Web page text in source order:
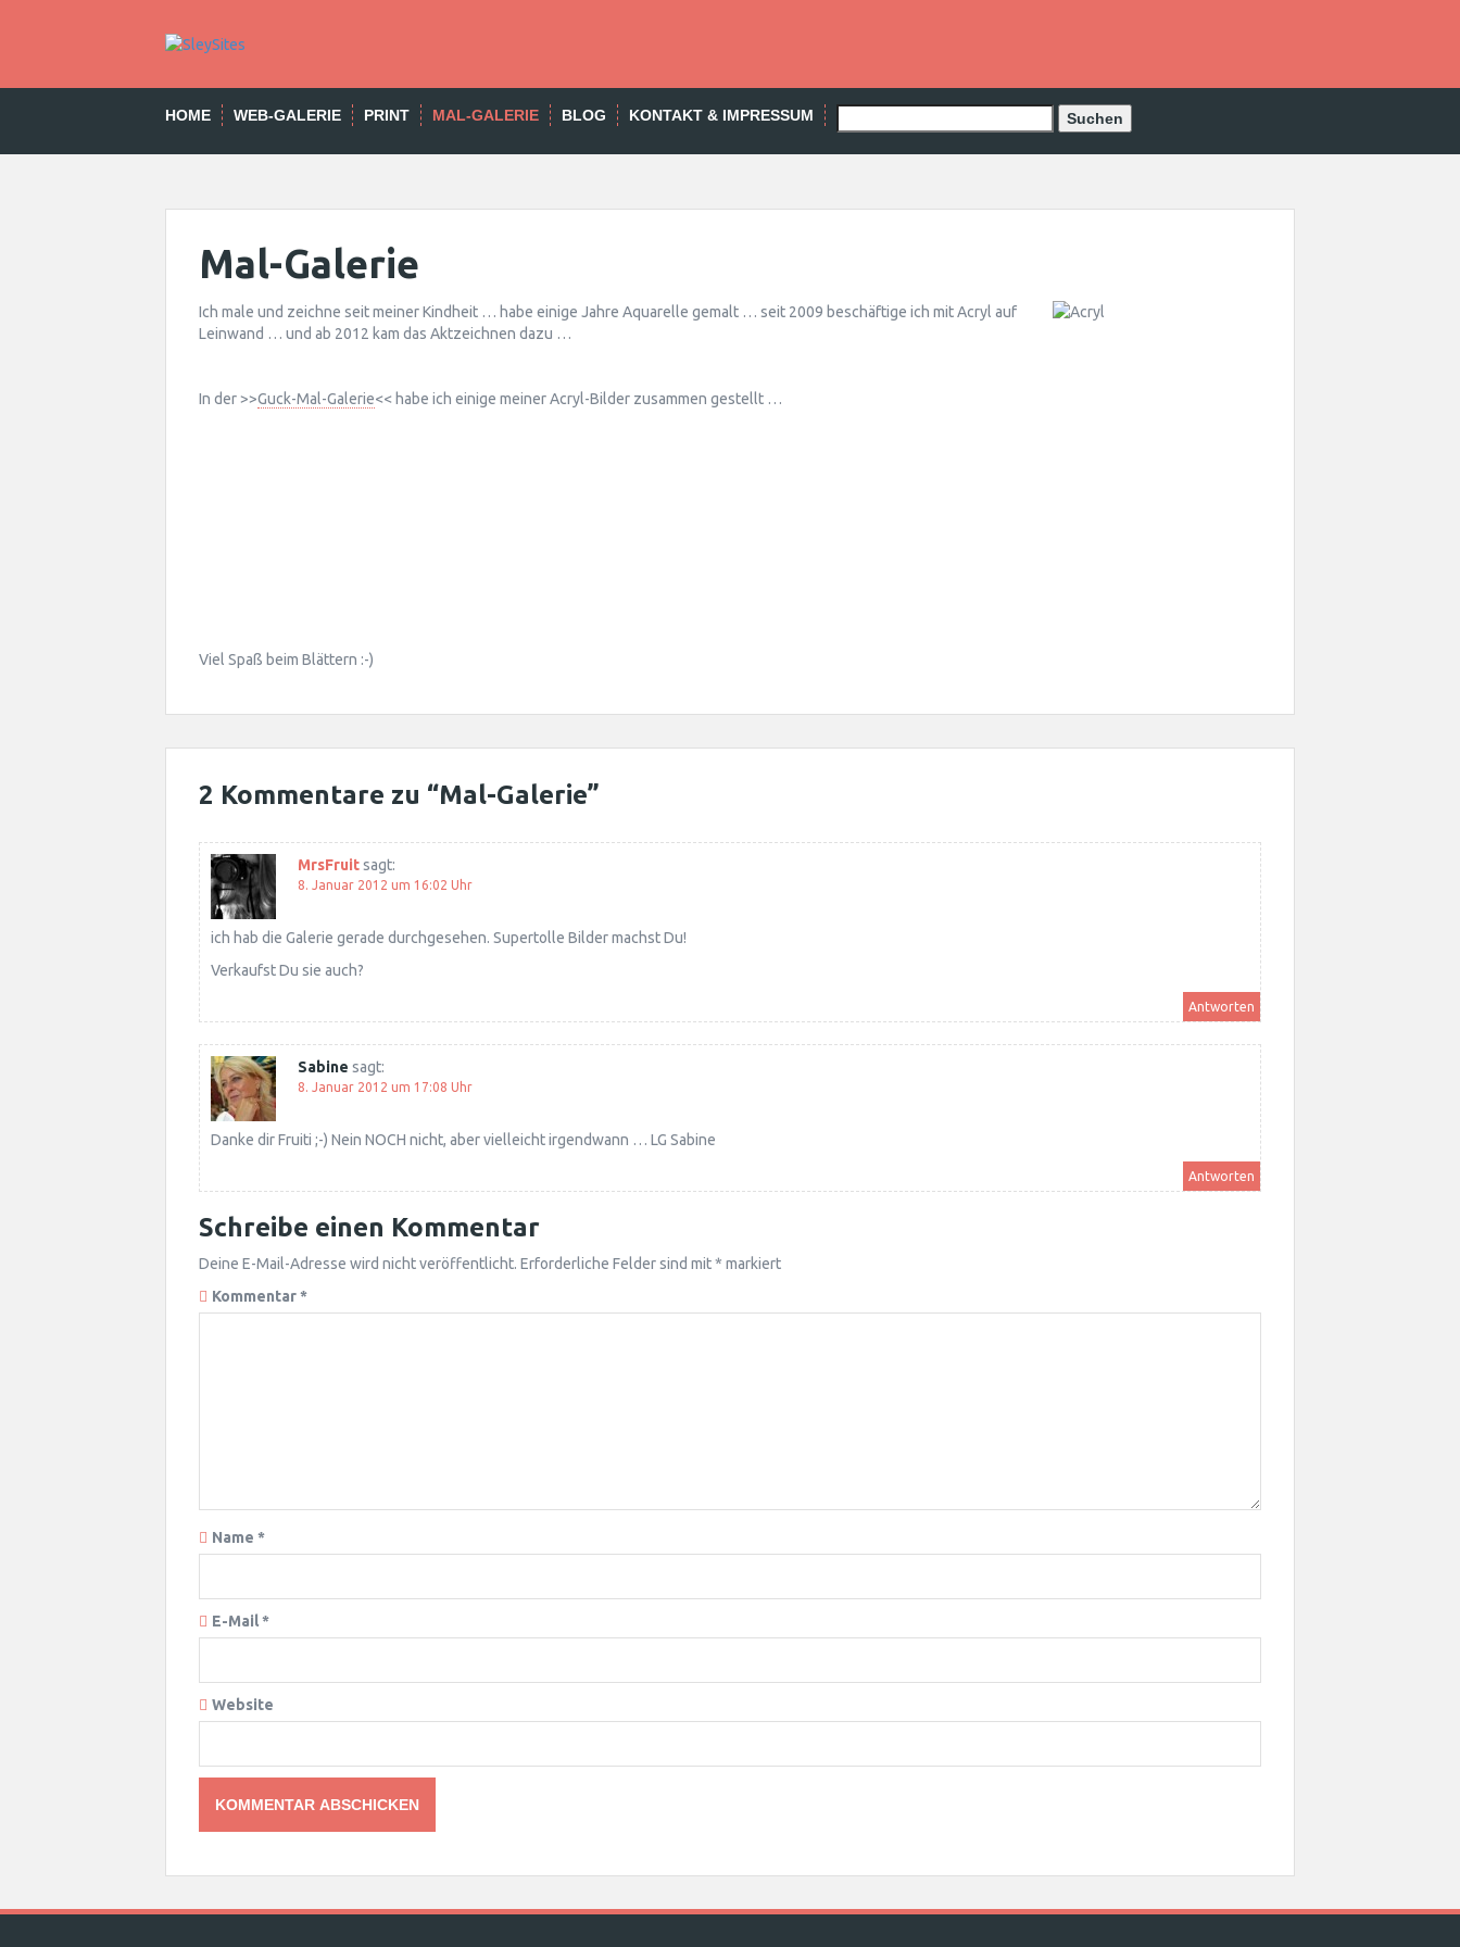
HOME WEB-GALERIE PRINT MAL-GALERIE BLOG KONTAKT & IMPRESSUM
Mal-Galerie
Ich male und zeichne seit meiner Kindheit … habe einige Jahre Aquarelle gemalt … seit 2009 beschäftige ich mit Acryl auf
Leinwand … und ab 2012 kam das Aktzeichnen dazu …
In der >>Guck-Mal-Galerie<< habe ich einige meiner Acryl-Bilder zusammen gestellt …
Viel Spaß beim Blättern :-)
2 Kommentare zu “Mal-Galerie”
MrsFruitsagt:
8. Januar 2012 um 16:02 Uhr
ich hab die Galerie gerade durchgesehen. Supertolle Bilder machst Du!
Verkaufst Du sie auch?
Antworten
Sabine sagt:
8. Januar 2012 um 17:08 Uhr
Danke dir Fruiti ;-) Nein NOCH nicht, aber vielleicht irgendwann … LG Sabine
Antworten
Schreibe einen Kommentar
Deine E-Mail-Adresse wird nicht veröffentlicht. Erforderliche Felder sind mit* markiert
Kommentar*
Name *
E-Mail*
Website